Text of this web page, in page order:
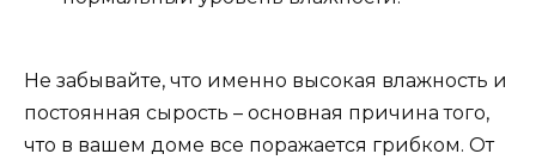
Не забывайте, что именно высокая влажность и
постоянная сырость – основная причина того,
что в вашем доме все поражается грибком. От